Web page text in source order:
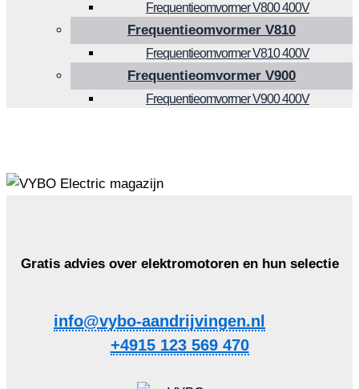
Frequentieomvormer V800 400V
Frequentieomvormer V810
Frequentieomvormer V810 400V
Frequentieomvormer V900
Frequentieomvormer V900 400V
Gratis advies over elektromotoren en hun selectie
info@vybo-aandrijvingen.nl
+4915 123 569 470